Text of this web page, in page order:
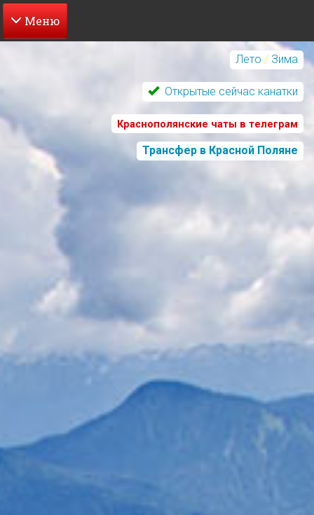
Перейти
содержанию
Лето / Зима
Открытые сейчас канатки
Краснополянские чаты в телеграм
Трансфер в Красной Поляне